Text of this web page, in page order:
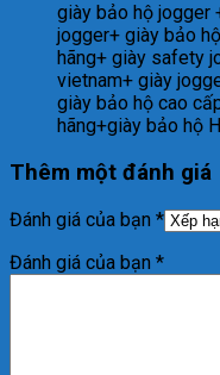
giày bảo hộ jogger
jogger+ giày bảo
hãng+ giày safety
vietnam+ giày
giày bảo hộ cao
hãng+giày bảo hộ
Thêm một đánh giá
Đánh giá của bạn *
Đánh giá của bạn *